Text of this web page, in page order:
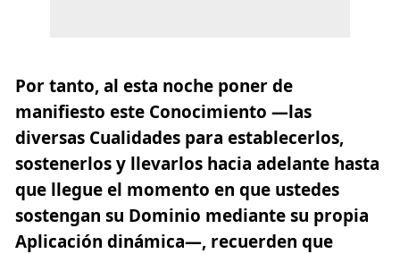
Por tanto, al esta noche poner de
manifiesto este Conocimiento —las
diversas Cualidades para establecerlos,
sostenerlos y llevarlos hacia adelante hasta
que llegue el momento en que ustedes
sostengan su Dominio mediante su propia
Aplicación dinámica—, recuerden que